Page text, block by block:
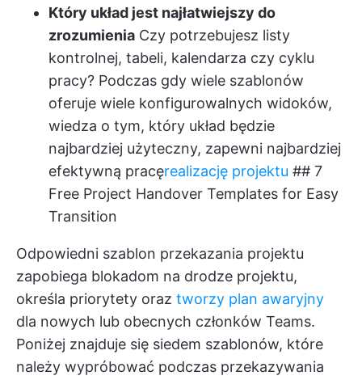
Który układ jest najłatwiejszy do
zrozumienia Czy potrzebujesz listy
kontrolnej, tabeli, kalendarza czy cyklu
pracy? Podczas gdy wiele szablonów
oferuje wiele konfigurowalnych widoków,
wiedza o tym, który układ będzie
najbardziej użyteczny, zapewni najbardziej
efektywną pracęrealizację projektu ## 7
Free Project Handover Templates for Easy
Transition
Odpowiedni szablon przekazania projektu
zapobiega blokadom na drodze projektu,
określa priorytety oraz tworzy plan awaryjny
dla nowych lub obecnych członków Teams.
Poniżej znajduje się siedem szablonów, które
należy wypróbować podczas przekazywania